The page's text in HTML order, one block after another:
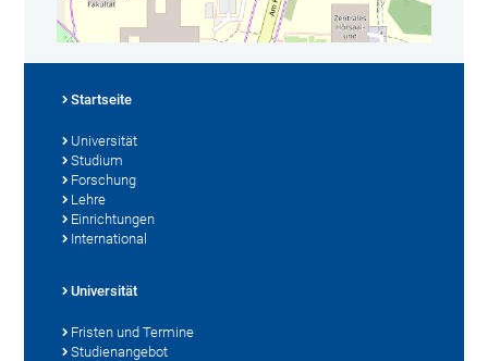
Startseite
Universität
Studium
Forschung
Lehre
Einrichtungen
International
Universität
Fristen und Termine
Studienangebot